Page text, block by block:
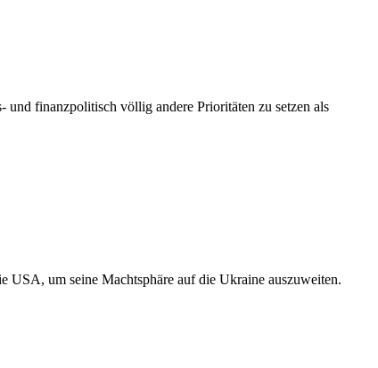
finanzpolitisch völlig andere Prioritäten zu setzen als
USA, um seine Machtsphäre auf die Ukraine auszuweiten.